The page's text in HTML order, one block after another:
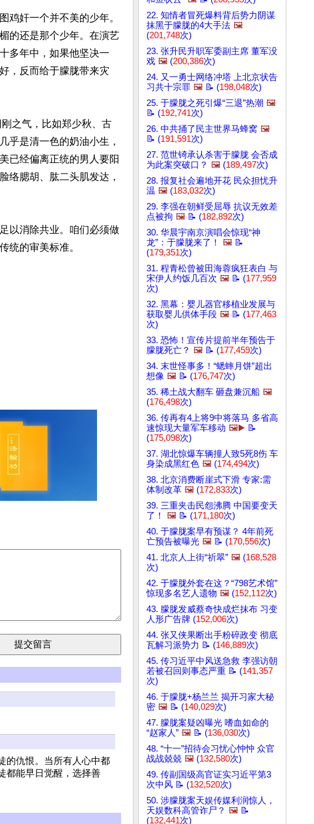
鸡奸一个并不美的少年。
的还是那个少年。在演艺
多年中，如果他坚决一
，反而给于朦胧带来灾
之气，比如郑少秋、古
乎是清一色的奶油小生，
已经偏离正统的男人要阳
络腮胡、肱二头肌发达，
以消除共业。咱们必须做
统的审美标准。
的仇恨。当所有人心中都
都能早日觉醒，选择善
22. 知情者冒死爆料背后势力阴谋
抹黑于朦胧的4大手法 🖼️
(201,748次)
23. 张升民升职军委副主席 董军没
戏 🖼️ (200,386次)
24. 又一勇士网络冲塔 上北京状告
习共十宗罪 🖼️ 📝 (198,048次)
25. 于朦胧之死引爆“三退”热潮 🖼️
📝 (192,741次)
26. 中共捅了民主世界马蜂窝 🖼️
📝 (191,591次)
27. 范世锜承认杀害于朦胧 会否成
为此案突破口？ 🖼️ (189,497次)
28. 报复社会遍地开花 民众担忧升
温 🖼️ (183,032次)
29. 李强在朝鲜受屈辱 抗议无效差
点被拘 🖼️ 📝 (182,892次)
30. 华晨宇南京演唱会惊现“神
龙”：于朦胧来了！
🖼️ 📝
(179,351次)
31. 程青松曾被田海蓉疯狂表白 与
宋伊人约饭几百次 🖼️ 📝 (177,959
次)
32. 黑幕：婴儿器官移植业发展与
获取婴儿供体手段 🖼️ 📝 (177,463
次)
33. 恐怖！宣传片提前半年预告于
朦胧死亡？ 🖼️ 📝 (177,459次)
34. 末世怪事多！“蟋蟀月饼”超出
想像 🖼️ 📝 (176,747次)
35. 稀土战大翻车 砸盘兼沉船 🖼️
(176,498次)
36. 传再有4上将9中将落马 多省高
速惊现大量军车移动 🖼️▶️ 📝
(175,098次)
37. 湖北惊爆车辆撞人致5死8伤 车
身染成黑红色 🖼️ (174,494次)
38. 北京消费断崖式下滑 专家:需
体制改革 🖼️ (172,833次)
39. 三重夹击民怨沸腾 中国要变天
了！
🖼️ 📝 (171,180次)
40. 于朦胧案早有预谋？ 4年前死
亡预告被曝光 🖼️ 📝 (170,556次)
41. 北京人上街“祈翠” 🖼️ (168,528
次)
42. 于朦胧外套在这？“798艺术馆”
惊现多名艺人遗物 🖼️ (152,112次)
43. 朦胧发威蔡奇快成烂抹布 习变
人形广告牌 (152,006次)
44. 张又侠果断出手粉碎政变 彻底
瓦解习派势力 📝 (146,889次)
45. 传习近平中风送急救 李强访朝
若被召回则事态严重 📝 (141,357
次)
46. 于朦胧+杨兰兰 揭开习家大秘
密 🖼️ 📝 (140,029次)
47. 朦胧案疑凶曝光 嗜血如命的
“赵家人” 🖼️ 📝 (136,030次)
48. “十一”招待会习忧心忡忡 众官
战战兢兢 🖼️ (132,580次)
49. 传副国级高官证实习近平第3
次中风 📝 (132,520次)
50. 涉朦胧案天娱传媒利润惊人，
天娱数科高管诈尸？ 🖼️ 📝
(132,441次)